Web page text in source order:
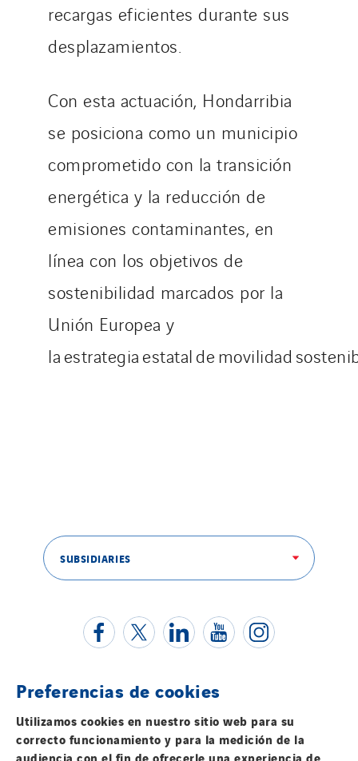
recargas eficientes durante sus
desplazamientos.
Con esta actuación, Hondarribia
se posiciona como un municipio
comprometido con la transición
energética y la reducción de
emisiones contaminantes, en
línea con los objetivos de
sostenibilidad marcados por la
Unión Europea y
la estrategia estatal de movilidad
SUBSIDIARIES
Contacta con nosotros
Información legal
Preferencias de cookies
Utilizamos cookies en nuestro sitio web para su
correcto funcionamiento y para la medición de la
audiencia con el fin de ofrecerle una experiencia de